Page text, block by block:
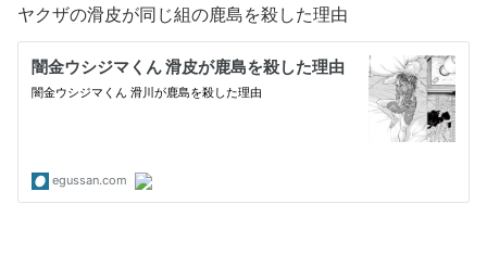
ヤクザの滑皮が同じ組の鹿島を殺した理由